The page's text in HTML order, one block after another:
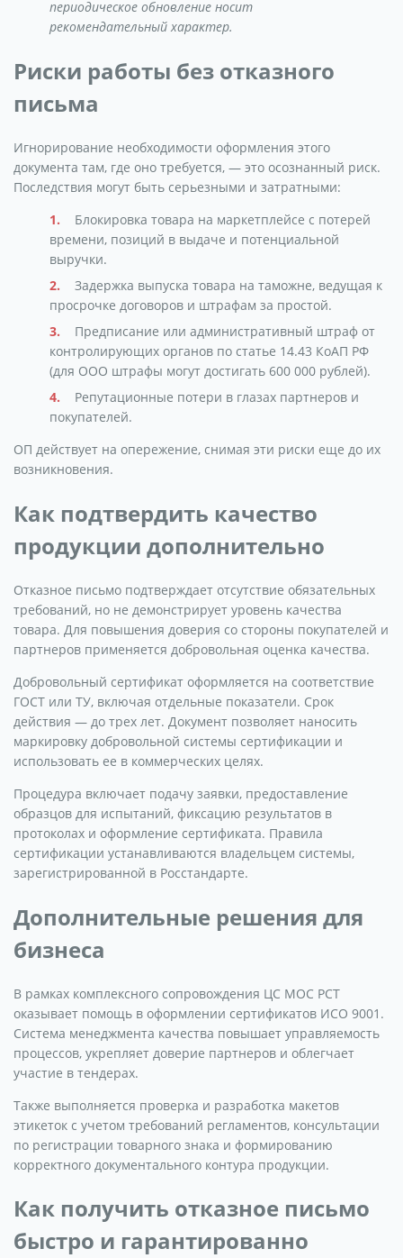
периодическое обновление носит
рекомендательный характер.
Риски работы без отказного
письма
Игнорирование необходимости оформления этого
документа там, где оно требуется, — это осознанный риск.
Последствия могут быть серьезными и затратными:
Блокировка товара на маркетплейсе с потерей
времени, позиций в выдаче и потенциальной
выручки.
Задержка выпуска товара на таможне, ведущая к
просрочке договоров и штрафам за простой.
Предписание или административный штраф от
контролирующих органов по статье 14.43 КоАП РФ
(для ООО штрафы могут достигать 600 000 рублей).
Репутационные потери в глазах партнеров и
покупателей.
ОП действует на опережение, снимая эти риски еще до их
возникновения.
Как подтвердить качество
продукции дополнительно
Отказное письмо подтверждает отсутствие обязательных
требований, но не демонстрирует уровень качества
товара. Для повышения доверия со стороны покупателей и
партнеров применяется добровольная оценка качества.
Добровольный сертификат оформляется на соответствие
ГОСТ или ТУ, включая отдельные показатели. Срок
действия — до трех лет. Документ позволяет наносить
маркировку добровольной системы сертификации и
использовать ее в коммерческих целях.
Процедура включает подачу заявки, предоставление
образцов для испытаний, фиксацию результатов в
протоколах и оформление сертификата. Правила
сертификации устанавливаются владельцем системы,
зарегистрированной в Росстандарте.
Дополнительные решения для
бизнеса
В рамках комплексного сопровождения ЦС МОС РСТ
оказывает помощь в оформлении сертификатов ИСО 9001.
Система менеджмента качества повышает управляемость
процессов, укрепляет доверие партнеров и облегчает
участие в тендерах.
Также выполняется проверка и разработка макетов
этикеток с учетом требований регламентов, консультации
по регистрации товарного знака и формированию
корректного документального контура продукции.
Как получить отказное письмо
быстро и гарантированно